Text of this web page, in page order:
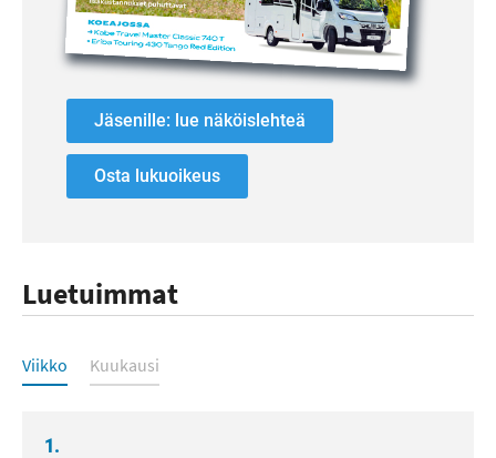
Jäsenille: lue näköislehteä
Osta lukuoikeus
Luetuimmat
Luetuimmat
Viikko Kuukausi
1.